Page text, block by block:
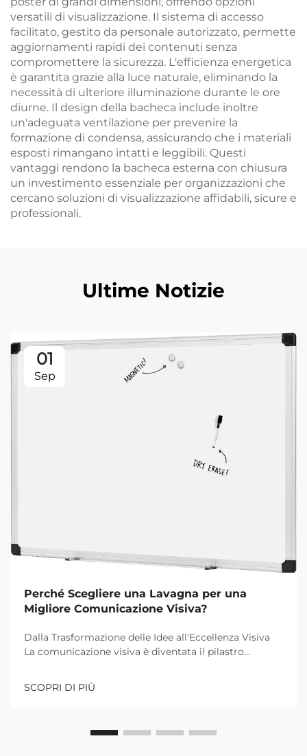
versatili di visualizzazione. Il sistema di accesso
facilitato, gestito da personale autorizzato, permette
aggiornamenti rapidi dei contenuti senza
compromettere la sicurezza. L'efficienza energetica
è garantita grazie alla luce naturale, eliminando la
necessità di ulteriore illuminazione durante le ore
diurne. Il design della bacheca include inoltre
un'adeguata ventilazione per prevenire la
formazione di condensa, assicurando che i materiali
esposti rimangano intatti e leggibili. Questi
vantaggi rendono la bacheca esterna con chiusura
un investimento essenziale per organizzazioni che
cercano soluzioni di visualizzazione affidabili, sicure e
professionali.
Ultime Notizie
01
Sep
Perché Scegliere una Lavagna per una
Migliore Comunicazione Visiva?
Dalla Trasformazione delle Idee all'Eccellenza Visiva
La comunicazione visiva è diventata il pilastro
apprendimento efficaci negli ambienti lavorativi e
didattici moderni. Al centro di questa rivoluzione
SCOPRI DI PIÙ